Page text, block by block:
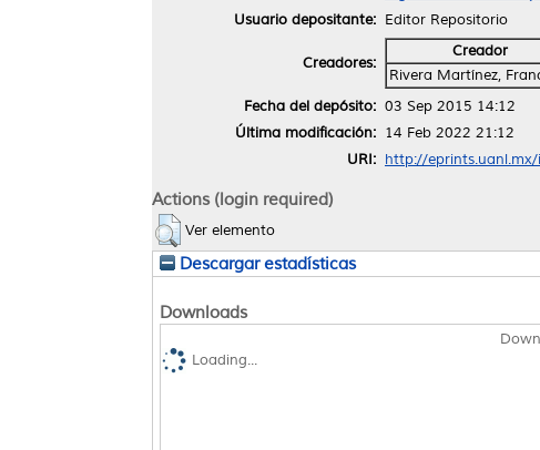
Usuario depositante: Editor Repositorio
Creadores:
Creador
Rivera Martínez,
Fecha del depósito: 03 Sep 2015 14:12
Última modificación: 14 Feb 2022 21:12
URI: http://
Actions (login required)
Ver elemento
Descargar estadísticas
Downloads
Loading...